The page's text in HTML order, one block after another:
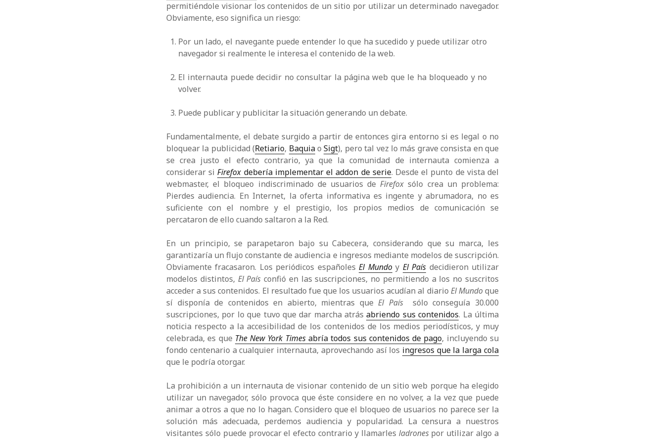
permitiéndole visionar los contenidos de un sitio por utilizar un determinado navegador.
Obviamente, eso significa un riesgo:
Por un lado, el navegante puede entender lo que ha sucedido y puede utilizar otro
navegador si realmente le interesa el contenido de la web.
El internauta puede decidir no consultar la página web que le ha bloqueado y no
volver.
Puede publicar y publicitar la situación generando un debate.
Fundamentalmente, el debate surgido a partir de entonces gira entorno si es legal o no
bloquear la publicidad (Retiario, BaquiaoSigt), pero tal vez lo más grave consista en que
se crea justo el efecto contrario, ya que la comunidad de internauta comienza a
considerar siFirefox debería implementar el addon de serie. Desde el punto de vista del
webmaster, el bloqueo indiscriminado de usuarios deFirefox sólo crea un problema:
Pierdes audiencia. En Internet, la oferta informativa es ingente y abrumadora, no es
suficiente con el nombre y el prestigio, los propios medios de comunicación se
percataron de ello cuando saltaron a la Red.
En un principio, se parapetaron bajo su Cabecera, considerando que su marca, les
garantizaría un flujo constante de audiencia e ingresos mediante modelos de suscripción.
Obviamente fracasaron. Los periódicos españolesEl Mundoy El País decidieron utilizar
modelos distintos, El País confió en las suscripciones, no permitiendo a los no suscritos
acceder a sus contenidos. El resultado fue que los usuarios acudían al diario El Mundoque
sí disponía de contenidos en abierto, mientras queEl Paíssólo conseguía 30.000
suscripciones, por lo que tuvo que dar marcha atrásabriendo sus contenidos. La última
noticia respecto a la accesibilidad de los contenidos de los medios periodísticos, y muy
celebrada, es que The New York Timesabría todos sus contenidos de pago, incluyendo su
fondo centenario a cualquier internauta, aprovechando así los ingresos que la larga cola
que le podría otorgar.
La prohibición a un internauta de visionar contenido de un sitio web porque ha elegido
utilizar un navegador, sólo provoca que éste considere en no volver, a la vez que puede
animar a otros a que no lo hagan. Considero que el bloqueo de usuarios no parece ser la
solución más adecuada, perdemos audiencia y popularidad. La censura a nuestros
visitantes sólo puede provocar el efecto contrario y llamarles ladronespor utilizar algo a